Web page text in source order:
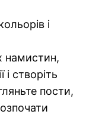
і
намистин,
і створіть
пости,